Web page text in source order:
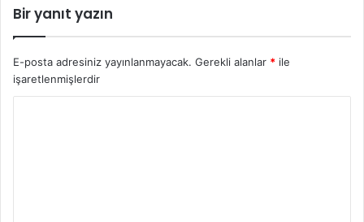
Bir yanıt yazın
E-posta adresiniz yayınlanmayacak. Gerekli alanlar * ile
işaretlenmişlerdir